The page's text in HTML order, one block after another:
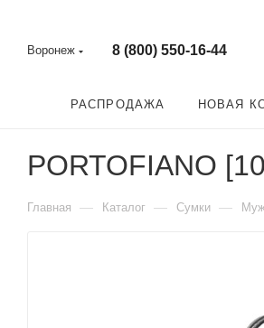
Воронеж 8 (800) 550-16-44
РАСПРОДАЖА НОВАЯ
PORTOFIANO
Главная — Каталог — Сумки —